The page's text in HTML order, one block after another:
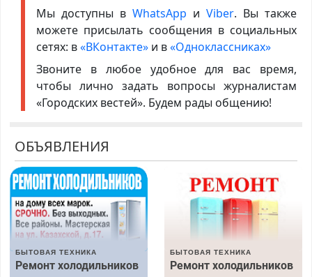
Мы доступны в WhatsApp иViber. Вы также
можете присылать сообщения в социальных
сетях: в«ВКонтакте»и в«Одноклассниках»
Звоните в любое удобное для вас время,
чтобы лично задать вопросы журналистам
«Городских вестей». Будем рады общению!
ОБЪЯВЛЕНИЯ
БЫТОВАЯ ТЕХНИКА
Ремонт холодильников
БЫТОВАЯ ТЕХНИКА
Ремонт холодильников